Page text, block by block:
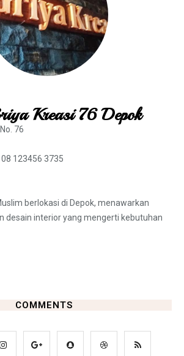
Kreasi 76 Depok
76
123456 3735
berlokasi di Depok, menawarkan
desain interior yang mengerti kebutuhan
COMMENTS